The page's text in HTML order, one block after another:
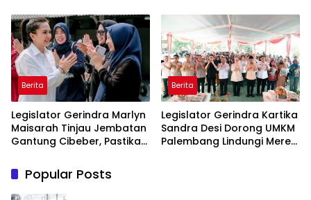
Di Maros
Sasaran
Berita
Legislator Gerindra Marlyn
Maisarah Tinjau Jembatan
Gantung Cibeber, Pastikan
Berita
Legislator Gerindra Kartika
Sandra Desi Dorong UMKM
Palembang Lindungi Merek
Popular Posts